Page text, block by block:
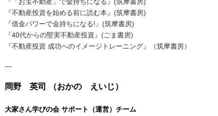
『不動産投資を始める前に読む本』(筑摩書房)
『借金パワーで金持ちになる!』(筑摩書房)
『40代からの堅実不動産投資』(ごま書房)
『不動産投資 成功へのイメージトレーニング』（筑摩書房）
—
岡野 英司 （おかの えいじ）
大家さん学びの会 サポート（運営）チーム